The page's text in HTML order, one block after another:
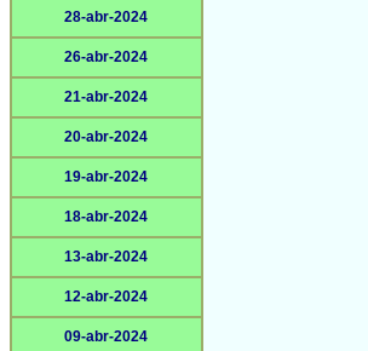
28-abr-2024
26-abr-2024
21-abr-2024
20-abr-2024
19-abr-2024
18-abr-2024
13-abr-2024
12-abr-2024
09-abr-2024